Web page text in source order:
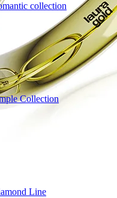
collection
Collection
Line